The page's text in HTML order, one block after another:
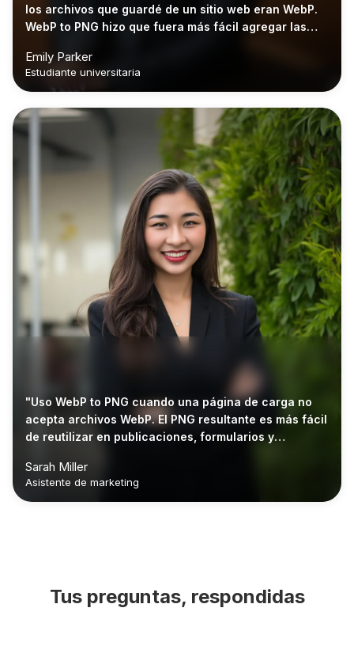
los archivos que guardé de un sitio web eran WebP.
WebP to PNG hizo que fuera más fácil agregar las
Emily Parker
Estudiante universitaria
"Uso WebP to PNG cuando una página de carga no
acepta archivos WebP. El PNG resultante es más fácil
de reutilizar en publicaciones, formularios y
Sarah Miller
Asistente de marketing
Tus preguntas, respondidas